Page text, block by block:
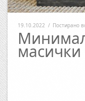
19.10.2022 / Постирано
масички